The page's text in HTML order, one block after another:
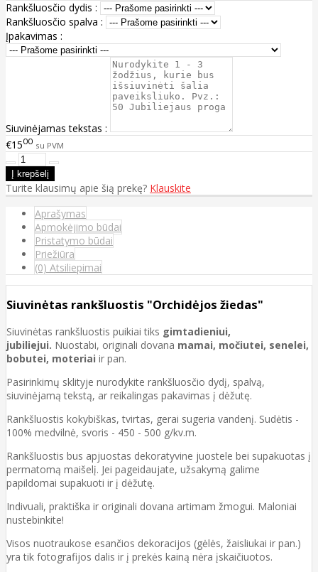
Rankšluosčio dydis :
Rankšluosčio spalva :
Įpakavimas :
Siuvinėjamas tekstas :
€1500 su PVM
Turite klausimų apie šią prekę? Klauskite
Aprašymas
Apmokėjimo būdai
Pristatymo būdai
Priežiūra
(0) Atsiliepimai
Siuvinėtas rankšluostis "Orchidėjos žiedas"
Siuvinėtas rankšluostis puikiai tiks gimtadieniui,
jubiliejui. Nuostabi, originali dovana mamai, močiutei, senelei,
bobutei, moteriai ir pan.
Pasirinkimų sklityje nurodykite rankšluosčio dydį, spalvą,
siuvinėjamą tekstą, ar reikalingas pakavimas į dėžutę.
Rankšluostis kokybiškas, tvirtas, gerai sugeria vandenį. Sudėtis -
100% medvilnė, svoris - 450 - 500 g/kv.m.
Rankšluostis bus apjuostas dekoratyvine juostele bei supakuotas į
permatomą maišelį. Jei pageidaujate, užsakymą galime
papildomai supakuoti ir į dėžutę.
Indivuali, praktiška ir originali dovana artimam žmogui. Maloniai
nustebinkite!
Visos nuotraukose esančios dekoracijos (gėlės, žaisliukai ir pan.)
yra tik fotografijos dalis ir į prekės kainą nėra įskaičiuotos.